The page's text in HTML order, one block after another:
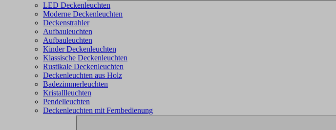
LED Deckenleuchten
Moderne Deckenleuchten
Deckenstrahler
Aufbauleuchten
Aufbauleuchten
Kinder Deckenleuchten
Klassische Deckenleuchten
Rustikale Deckenleuchten
Deckenleuchten aus Holz
Badezimmerleuchten
Kristallleuchten
Pendelleuchten
Deckenleuchten mit Fernbedienung